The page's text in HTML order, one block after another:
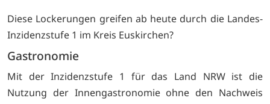
Diese Lockerungen greifen ab heute durch die Landes-
Inzidenzstufe 1 im Kreis Euskirchen?
Gastronomie
Mit der Inzidenzstufe 1 für das Land NRW ist die
Nutzung der Innengastronomie ohne den Nachweis